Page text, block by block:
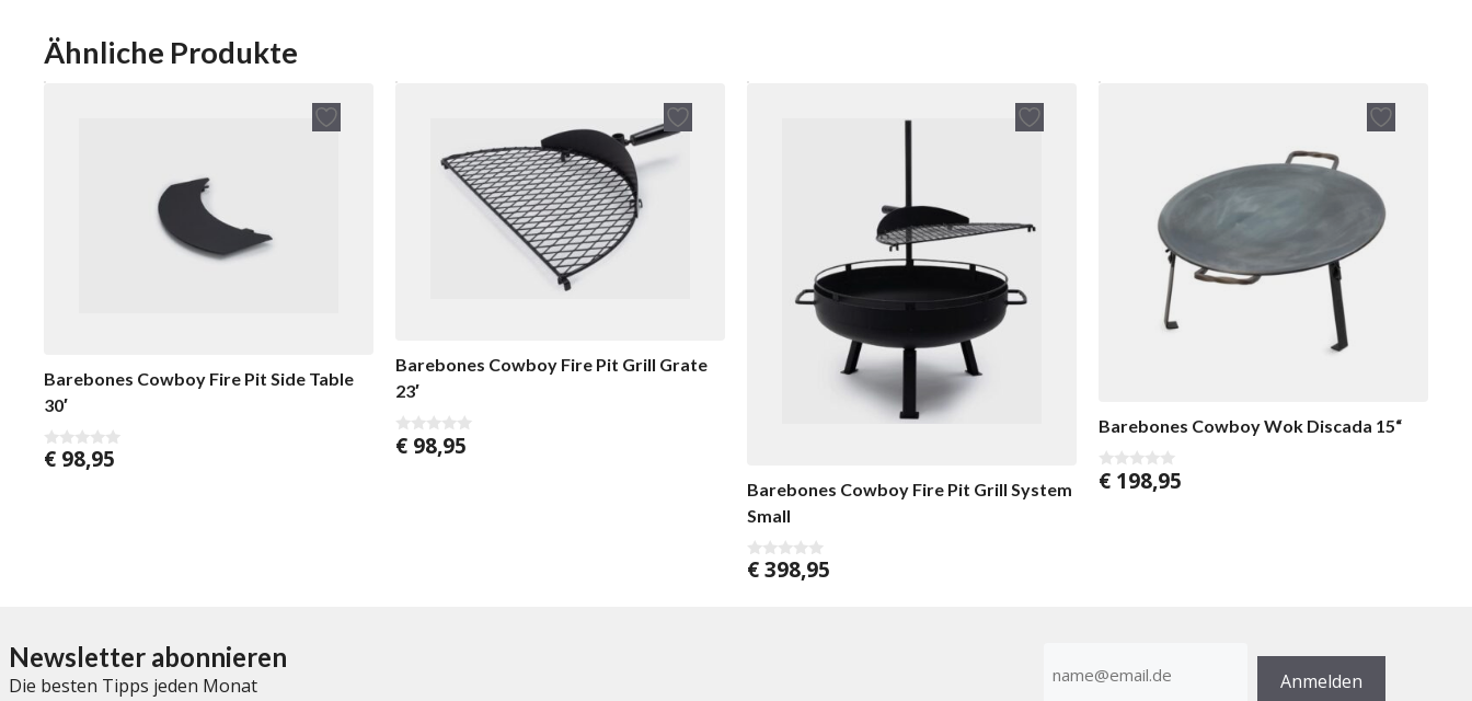
Ähnliche Produkte
Barebones Cowboy Fire Pit Side Table
30′
0
€ 98,95
Barebones Cowboy Fire Pit Grill Grate
23′
0
v
€ 98,95
Barebones Cowboy Fire Pit Grill System
Small
0
€398,95
Barebones Cowboy Wok Discada 15“
0
v
€ 198,95
Newsletter abonnieren
Die besten Tipps jeden Monat
Mail-
Anmelden